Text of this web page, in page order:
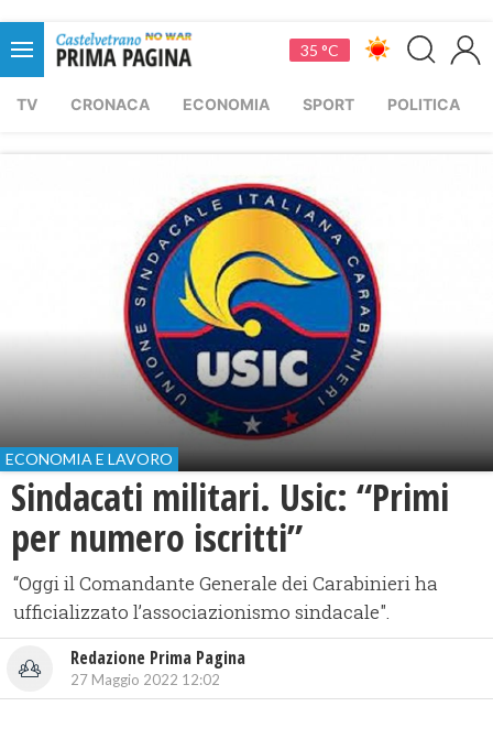
35 °C
TV CRONACA ECONOMIA SPORT POLITICA
ECONOMIA E LAVORO
Sindacati militari. Usic: “Primi
per numero iscritti”
​“Oggi il Comandante Generale dei Carabinieri ha
ufficializzato l’associazionismo sindacale".
Redazione Prima Pagina
27 Maggio 2022 12:02